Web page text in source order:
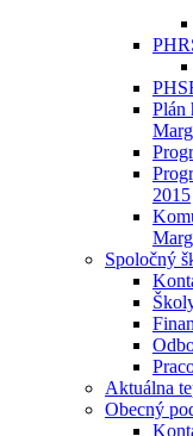
Plán
2015
Spoločný
Aktuálna
Obecný